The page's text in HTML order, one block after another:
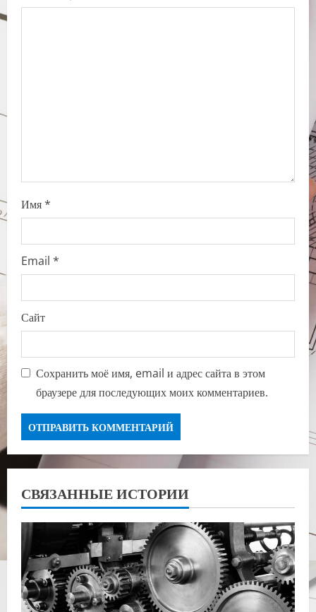
a
Имя*
Email *
Сайт
Сохранить моё имя, email и адрес сайта в этом
браузере для последующих моих комментариев.
СВЯЗАННЫЕ ИСТОРИИ